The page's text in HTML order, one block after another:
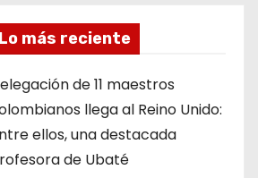
Lo más reciente
de 11 maestros
llega al Reino Unido:
ellos, una destacada
de Ubaté